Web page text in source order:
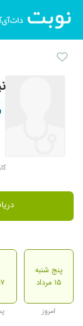
پنج شنبه
۱۵ مرداد
امروز
۱۷